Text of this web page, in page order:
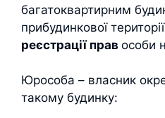
багатоквартирним
прибудинкової
реєстрації прав особи
Юрособа – власник
такому будинку: